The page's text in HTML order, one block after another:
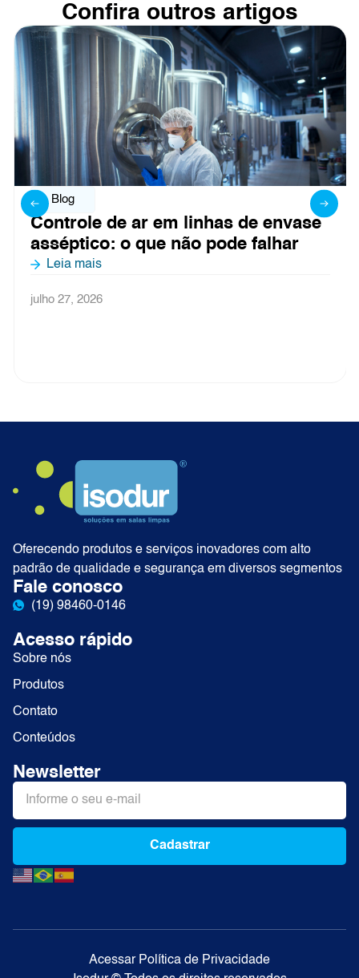
Confira outros artigos
Blog
Controle de ar em linhas de envase
asséptico: o que não pode falhar
Leia mais
julho 27, 2026
Oferecendo produtos e serviços inovadores com alto
padrão de qualidade e segurança em diversos segmentos
Fale conosco
(19) 98460-0146
Acesso rápido
Sobre nós
Produtos
Contato
Conteúdos
Newsletter
Cadastrar
Alternative:
Acessar Política de Privacidade